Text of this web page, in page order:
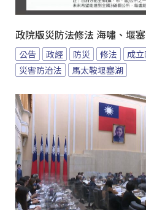
政院版災防法修法 海嘯、堰
公告 政經 防災 修法 成
災害防治法
馬太鞍堰塞湖